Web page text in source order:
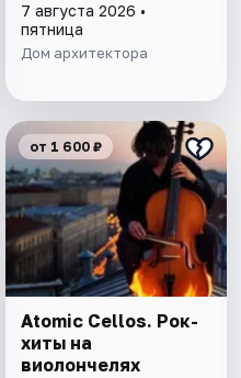
7 августа 2026 •
пятница
Дом архитектора
от 1 600 ₽
Atomic Cellos. Рок-
хиты на
виолончелях